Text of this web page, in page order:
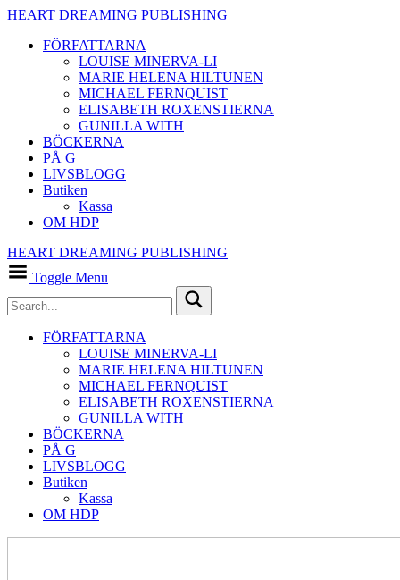
HEART DREAMING PUBLISHING
FÖRFATTARNA
LOUISE MINERVA-LI
MARIE HELENA HILTUNEN
MICHAEL FERNQUIST
ELISABETH ROXENSTIERNA
GUNILLA WITH
BÖCKERNA
PÅ G
LIVSBLOGG
Butiken
Kassa
OM HDP
HEART DREAMING PUBLISHING
Toggle Menu
FÖRFATTARNA
LOUISE MINERVA-LI
MARIE HELENA HILTUNEN
MICHAEL FERNQUIST
ELISABETH ROXENSTIERNA
GUNILLA WITH
BÖCKERNA
PÅ G
LIVSBLOGG
Butiken
Kassa
OM HDP